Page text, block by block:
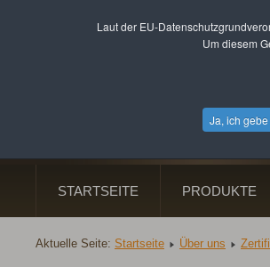
STARTSEITE PRODUKTE
Aktuelle Seite: Startseite Über uns
Laut der EU-
Um diesem
Ja, ich